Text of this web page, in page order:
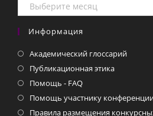
Архивы
СМИ
Информация
Академический глоссарий
Публикационная этика
Помощь - FAQ
Помощь участнику
Правила размещения